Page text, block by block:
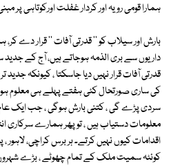
ہمارا قومی رویہ اور کردار غفلت اورکوتاہی پر
بارش اور سیلاب کو '' قدرتی آفات '' قرار دے
داریوں سے بری الذمہ ہوجاتے ہیں، آج کے جدید
قدرتی آفات قرار نہیں دیا جاسکتا ، کیونکہ
کی ساری صورتحال کئی ہفتے پہلے ہی معلوم
سردی پڑے گی ، کتنی بارش ہوگی ، جب ایک عام
معلومات دستیاب ہیں ، تو پھر ہمارے سرکاری
اقدامات کیوں نہیں کرتے۔ ہر برس کراچی، لاہور ،
کوئٹہ سمیت ملک کے تمام چھوٹے ، بڑے